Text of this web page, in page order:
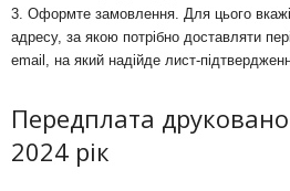
3. Оформте замовлення. Для цього
адресу, за якою потрібно доставляти
email, на який надійде лист-
Передплата
2024 рік